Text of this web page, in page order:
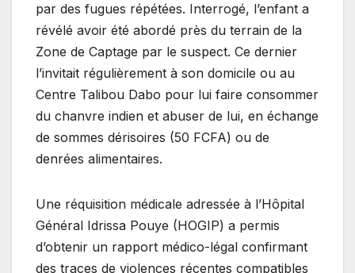
par des fugues répétées. Interrogé, l’enfant a
révélé avoir été abordé près du terrain de la
Zone de Captage par le suspect. Ce dernier
l’invitait régulièrement à son domicile ou au
Centre Talibou Dabo pour lui faire consommer
du chanvre indien et abuser de lui, en échange
de sommes dérisoires (50 FCFA) ou de
denrées alimentaires.
Une réquisition médicale adressée à l’Hôpital
Général Idrissa Pouye (HOGIP) a permis
d’obtenir un rapport médico-légal confirmant
des traces de violences récentes compatibles